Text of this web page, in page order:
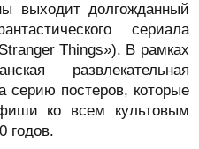
выходит долгожданный
сериала
Things»). В рамках
развлекательная
серию постеров, которые
ко всем культовым
годов.